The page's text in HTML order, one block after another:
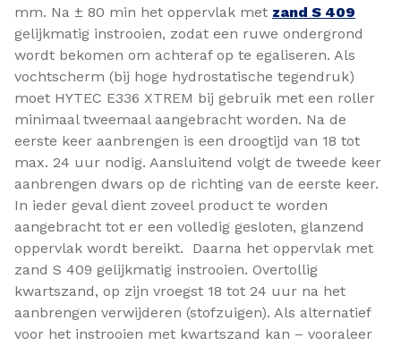
mm. Na ± 80 min het oppervlak met zand S 409
gelijkmatig instrooien, zodat een ruwe ondergrond
wordt bekomen om achteraf op te egaliseren. Als
vochtscherm (bij hoge hydrostatische tegendruk)
moet HYTEC E336 XTREM bij gebruik met een roller
minimaal tweemaal aangebracht worden. Na de
eerste keer aanbrengen is een droogtijd van 18 tot
max. 24 uur nodig. Aansluitend volgt de tweede keer
aanbrengen dwars op de richting van de eerste keer.
In ieder geval dient zoveel product te worden
aangebracht tot er een volledig gesloten, glanzend
oppervlak wordt bereikt. Daarna het oppervlak met
zand S 409 gelijkmatig instrooien. Overtollig
kwartszand, op zijn vroegst 18 tot 24 uur na het
aanbrengen verwijderen (stofzuigen). Als alternatief
voor het instrooien met kwartszand kan – vooraleer